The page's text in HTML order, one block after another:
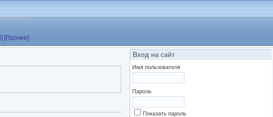
[Прочее]
Вход на сайт
Имя пользователя
Пароль
Показать пароль